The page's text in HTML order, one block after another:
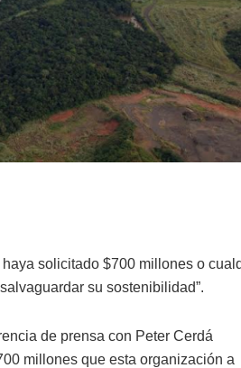
solicitado $700 millones o
su sostenibilidad”.
de prensa con Peter Cerdá
millones que esta organización a